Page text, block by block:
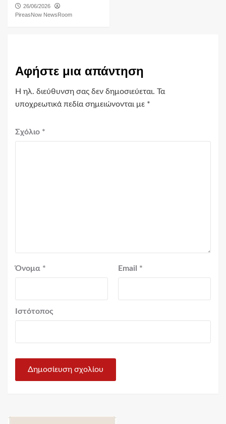
26/06/2026
PireasNow NewsRoom
Αφήστε μια απάντηση
Η ηλ. διεύθυνση σας δεν δημοσιεύεται. Τα
υποχρεωτικά πεδία σημειώνονται με *
Σχόλιο *
Όνομα * Email *
Ιστότοπος